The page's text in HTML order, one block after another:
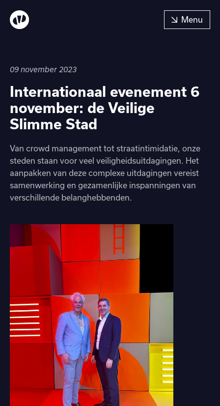
09 november 2023
Internationaal evenement 6
november: de Veilige
Slimme Stad
Van crowd management tot straatintimidatie, onze
steden staan voor veel veiligheidsuitdagingen. Het
aanpakken van deze complexe uitdagingen vereist
samenwerking en gezamenlijke inspanningen van
verschillende belanghebbenden.